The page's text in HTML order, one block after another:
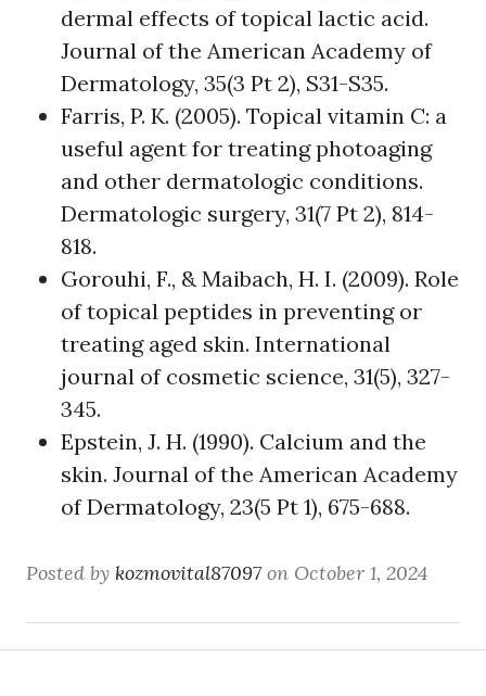
dermal effects of topical lactic acid.
Journal of the American Academy of
Dermatology, 35(3 Pt 2), S31-S35.
Farris, P. K. (2005). Topical vitamin C: a
useful agent for treating photoaging
and other dermatologic conditions.
Dermatologic surgery, 31(7 Pt 2), 814-
818.
Gorouhi, F., & Maibach, H. I. (2009). Role
of topical peptides in preventing or
treating aged skin. International
journal of cosmetic science, 31(5), 327-
345.
Epstein, J. H. (1990). Calcium and the
skin. Journal of the American Academy
of Dermatology, 23(5 Pt 1), 675-688.
Posted by kozmovital87097on October 1, 2024